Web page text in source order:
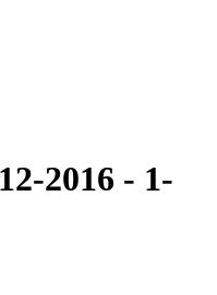
2016 - 1-